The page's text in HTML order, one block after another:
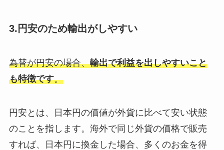
3.円安のため輸出がしやすい
為替が円安の場合、輸出で利益を出しやすいこと
も特徴です。
円安とは、日本円の価値が外貨に比べて安い状態
のことを指します。海外で同じ外貨の価格で販売
すれば、日本円に換金した場合、多くのお金を得